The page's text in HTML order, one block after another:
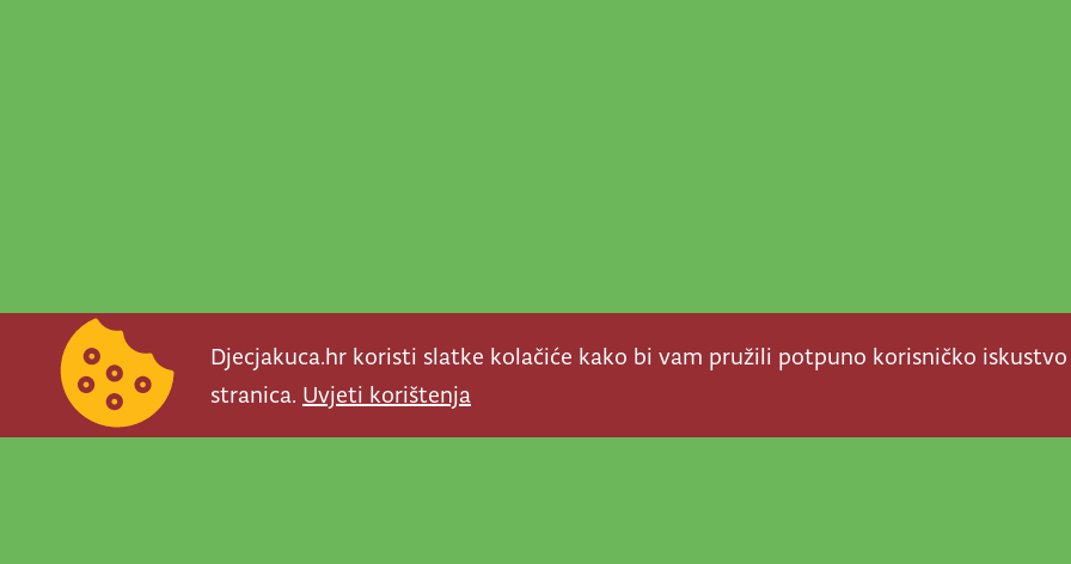
Djecjakuca.hr koristi slatke kolačiće kako bi vam pružili potpuno korisničko
stranica. Uvjeti korištenja